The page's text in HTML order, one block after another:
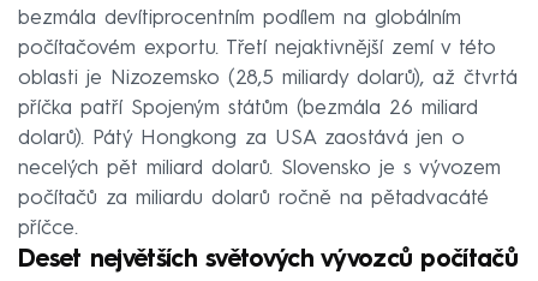
bezmála devítiprocentním podílem na globálním
počítačovém exportu. Třetí nejaktivnější zemí v této
oblasti je Nizozemsko (28,5 miliardy dolarů), až čtvrtá
příčka patří Spojeným státům (bezmála 26 miliard
dolarů). Pátý Hongkong za USA zaostává jen o
necelých pět miliard dolarů. Slovensko je s vývozem
počítačů za miliardu dolarů ročně na pětadvacáté
příčce.
Deset největších světových vývozců počítačů